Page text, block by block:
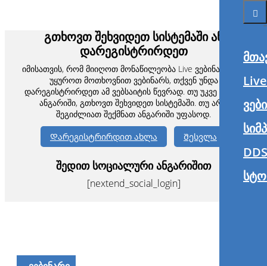
გთხოვთ შეხვიდეთ სისტემაში ან
დარეგისტრირდეთ
იმისათვის, რომ მიიღოთ მონაწილეობა Live ვებინარში ან
უყუროთ მოთხოვნით ვებინარს, თქვენ უნდა
დარეგისტრირდეთ ამ ვებსაიტის წევრად. თუ უკვე გაქვთ
ანგარიში, გთხოვთ შეხვიდეთ სისტემაში. თუ არა,
შეგიძლიათ შექმნათ ანგარიში უფასოდ.
Დარეგისტრირდით ახლა
Შესვლა
შედით სოციალური ანგარიშით
[nextend_social_login]